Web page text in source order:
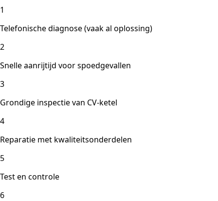
1
Telefonische diagnose (vaak al oplossing)
2
Snelle aanrijtijd voor spoedgevallen
3
Grondige inspectie van CV-ketel
4
Reparatie met kwaliteitsonderdelen
5
Test en controle
6